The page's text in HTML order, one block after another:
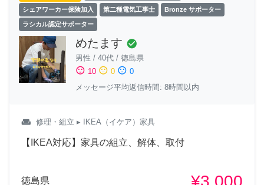
シェアワーカー保険加入 第二種電気工事士 Bronze サポーター
ラシカル認定サポーター
めたます check_circle
男性 / 40代 / 徳島県
sentiment_satisfied 10 sentiment_neutral 0 sentiment_dissatisfied 0
メッセージ平均返信時間: 8時間以内
weekend 修理・組立 ▸ IKEA（イケア）家具
【IKEA対応】家具の組立、解体、取付
徳島県 ¥3,000